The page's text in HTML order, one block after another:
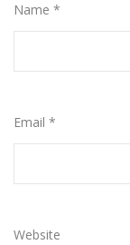
Name *
Email *
Website